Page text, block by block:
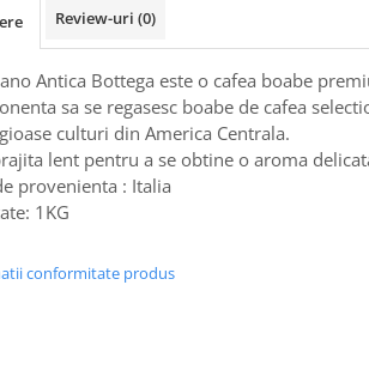
Review-uri (0)
Antica Bottega este o cafea boabe
sa se regasesc boabe de cafea
culturi din America Centrala.
lent pentru a se obtine o aroma
provenienta : Italia
1KG
conformitate produs